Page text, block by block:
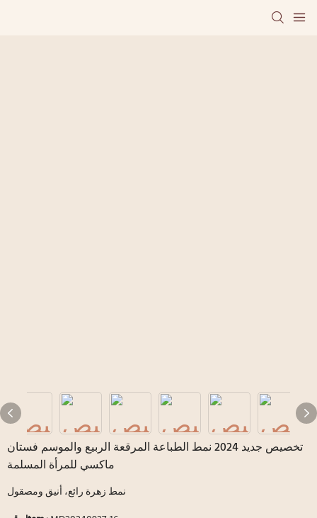
تخصيص جديد 2024 نمط الطباعة المرقعة الربيع والموسم فستان
ماكسي للمرأة المسلمة
نمط زهرة رائع، أنيق ومصقول